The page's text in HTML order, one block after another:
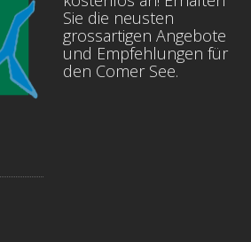
Sie die neusten
grossartigen Angebote
und Empfehlungen für
den Comer See.